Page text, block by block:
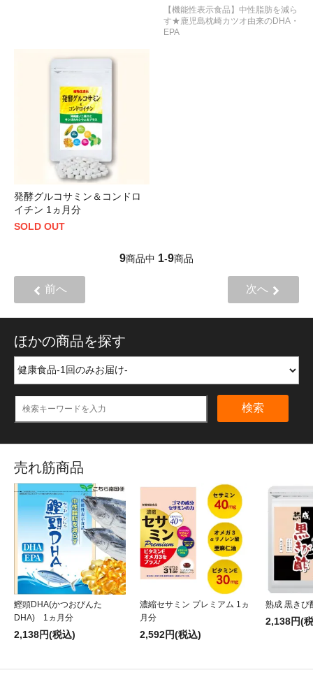
【機能性表示食品】中性脂肪を減ら
す★鹿児島枕崎カツオ由来のDHA・
EPA
発酵グルコサミン＆コンドロ
イチン 1ヵ月分
SOLD OUT
9商品中 1-9商品
前へ 次へ
ほかの商品を探す
検索
売れ筋商品
鰹頭DHA(かつおびんた
DHA) 1ヵ月分
2,138円(税込)
濃縮セサミン プレミアム 1ヵ
月分
2,592円(税込)
熟成 黒きび
2,138円(